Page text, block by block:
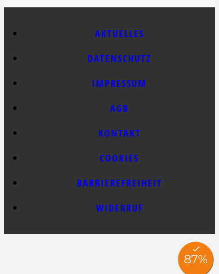
AKTUELLES
DATENSCHUTZ
IMPRESSUM
AGB
KONTAKT
COOKIES
BARRIEREFREIHEIT
WIDERRUF